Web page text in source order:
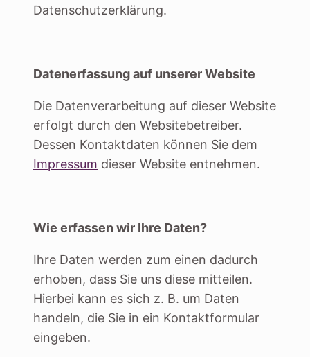
Datenschutzerklärung.
Datenerfassung auf unserer Website
Die Datenverarbeitung auf dieser Website
erfolgt durch den Websitebetreiber.
Dessen Kontaktdaten können Sie dem
Impressum dieser Website entnehmen.
Wie erfassen wir Ihre Daten?
Ihre Daten werden zum einen dadurch
erhoben, dass Sie uns diese mitteilen.
Hierbei kann es sich z. B. um Daten
handeln, die Sie in ein Kontaktformular
eingeben.